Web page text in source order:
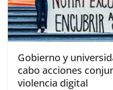
Gobierno y
cabo acciones
violencia digital